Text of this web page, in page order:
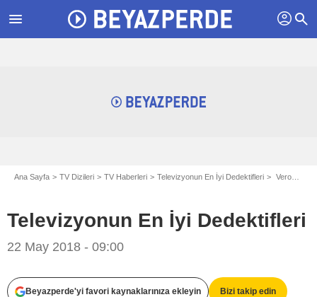
menu profil search
Ana Sayfa TV Dizileri TV Haberleri Televizyonun En İyi Dedektifleri Veronica Mars
Televizyonun En İyi Dedektifleri
22 May 2018 - 09:00
Beyazperde'yi favori kaynaklarınıza ekleyin Bizi takip edin